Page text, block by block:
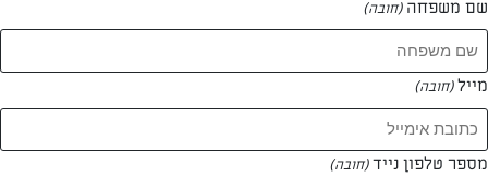
0 מתכונים
המאמרים של שלומי שלום
שם משפחה (חובה)
מייל(חובה)
מספר טלפון נייד(חובה)